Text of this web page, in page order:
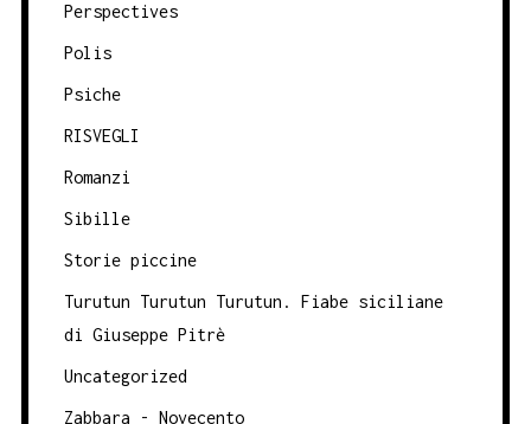
Perspectives
Polis
Psiche
RISVEGLI
Romanzi
Sibille
Storie piccine
Turutun Turutun Turutun. Fiabe siciliane
di Giuseppe Pitrè
Uncategorized
Zabbara - Novecento